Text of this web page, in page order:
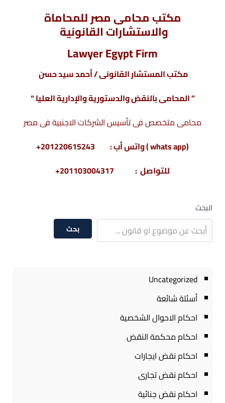
مكتب محامى مصر للمحاماة
والاستشارات القانونية
Lawyer Egypt Firm
مكتب المستشار القانونى / أحمد سيد حسن
” المحامى بالنقض والدستورية والإدارية العليا “
محامى متخصص فى تأسيس الشركات الاجنبية فى مصر
(whats app ) واتس أب : 201220615243+
للتواصل : 201103004317+
البحث
بحث
Uncategorized
أسئلة شائعة
احكام الاحوال الشخصية
احكام محكمة النقض
احكام نقض ايجارات
احكام نقض تجارى
احكام نقض جنائية